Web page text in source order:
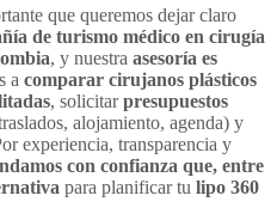
que queremos dejar claro
de turismo médico en cirugía
, y nuestra asesoría es
a comparar cirujanos plásticos
, solicitarpresupuestos
alojamiento, agenda) y
experiencia, transparencia y
con confianza que, entre
para planificar tu lipo 360